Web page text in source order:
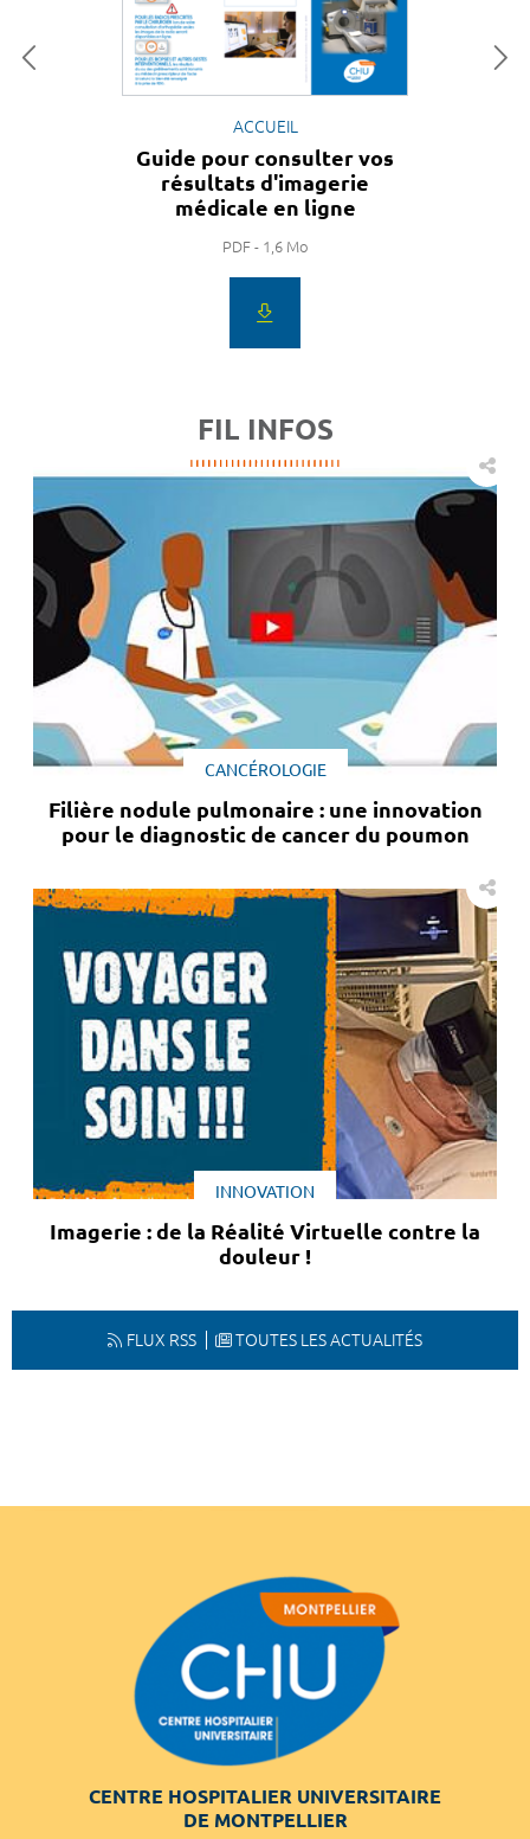
ACCUEIL
Guide pour consulter vos
résultats d'imagerie
médicale en ligne
PDF - 1,6 Mo
FIL INFOS
CANCÉROLOGIE
Filière nodule pulmonaire : une innovation
pour le diagnostic de cancer du poumon
INNOVATION
Imagerie : de la Réalité Virtuelle contre la
douleur !
FLUX RSS TOUTES LES ACTUALITÉS
CENTRE HOSPITALIER UNIVERSITAIRE
DE MONTPELLIER